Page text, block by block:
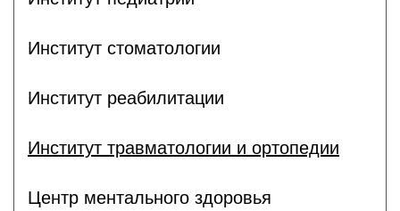
Институт стоматологии
Институт реабилитации
Институт травматологии и ортопедии
Центр ментального здоровья